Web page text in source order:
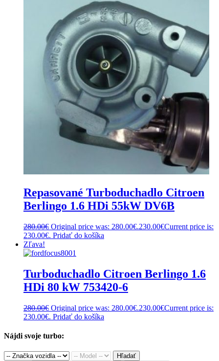
Repasované Turboduchadlo Citroen
Berlingo 1.6 HDi 55kW DV6B
280.00€ Original price was: 280.00€.230.00€Current price is:
230.00€. Pridať do košíka
Zľava!
Turboduchadlo Citroen Berlingo 1.6
HDi 80 kW 753420-6
280.00€ Original price was: 280.00€.230.00€Current price is:
230.00€. Pridať do košíka
Nájdi svoje turbo:
Hľadať